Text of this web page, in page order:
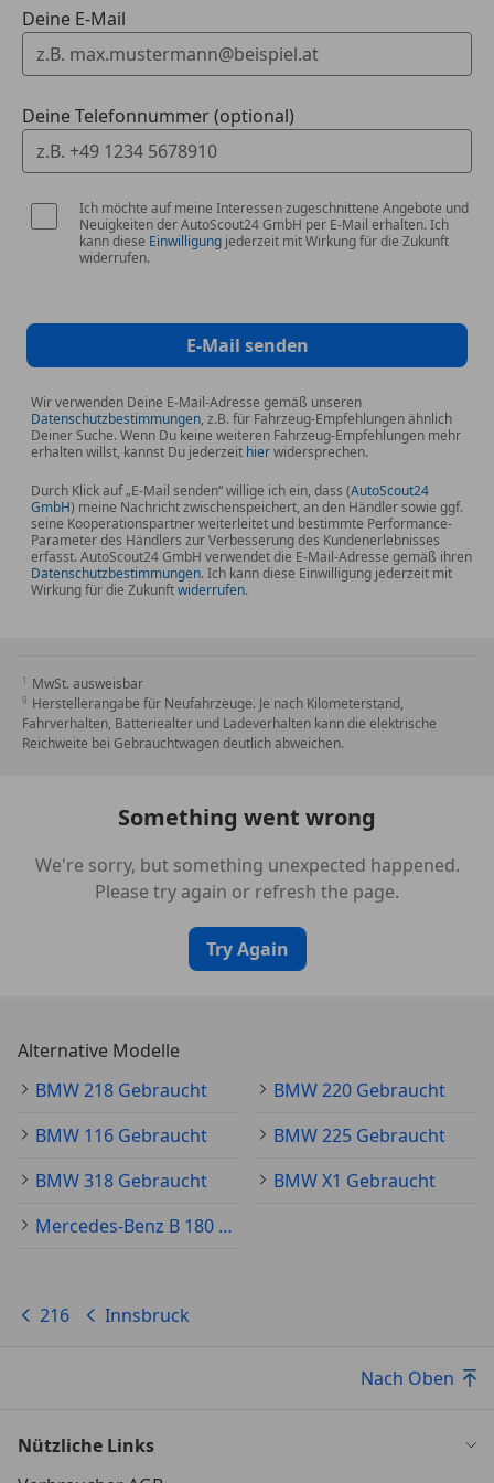
Spurwechselwarnung
Multimedia
Exterieur
Anhängerkupplung (Kugelkopf schwenkbar)
Dachreling
Elektrische Gepäckraumklappe
Individualumfänge
BMW Individual Hochglanz Shadow Line
Sonstiges
17" LMR Sternspeiche 875
Ablage für Wireless Charging
Active Guard
Aktiver Fussgängerschutz
Alarmanlage
Ausstiegsleuchten in Türverkleidung unten
CO2 Umfang
CO2-Umfang
COC Zusatzumfaenge
Dachreling Hochglanz Shadow Line
Deutsch / Bordliteratur
Deutsche/BA/Serviceheft
Driving Assistent
EU-spezifische Zusatzumfaenge
Fahrassistenz-System: Heckaufprall-Vermeidung
Fahrassistenz-System: Spurwechsel-Warnsystem
Hochglanz Shadow Line
Instrumententafel Luxury
Interieurleisten Schwarz hochglanz
Kältemittel
Kindersitzbefestigung i-Sitze Beifahrer
Metallic-Lackierung
Personal eSIM
Deine E-Mail
Deine Telefonnummer (optional)
Ich möchte auf meine Interessen zugeschnittene Angebote und
Neuigkeiten der AutoScout24 GmbH per E-Mail erhalten. Ich
kann diese Einwilligung jederzeit mit Wirkung für die Zukunft
widerrufen.
E-Mail senden
Wir verwenden Deine E-Mail-Adresse gemäß unseren
Datenschutzbestimmungen, z.B. für Fahrzeug-Empfehlungen ähnlich
Deiner Suche. Wenn Du keine weiteren Fahrzeug-Empfehlungen mehr
erhalten willst, kannst Du jederzeit hierwidersprechen.
Durch Klick auf „E-Mail senden“ willige ich ein, dass (AutoScout24
GmbH) meine Nachricht zwischenspeichert, an den Händler sowie ggf.
seine Kooperationspartner weiterleitet und bestimmte Performance-
Parameter des Händlers zur Verbesserung des Kundenerlebnisses
erfasst. AutoScout24 GmbH verwendet die E-Mail-Adresse gemäß ihren
Datenschutzbestimmungen. Ich kann diese Einwilligung jederzeit mit
Wirkung für die Zukunftwiderrufen.
MwSt. ausweisbar
Herstellerangabe für Neufahrzeuge. Je nach Kilometerstand,
Fahrverhalten, Batteriealter und Ladeverhalten kann die elektrische
Reichweite bei Gebrauchtwagen deutlich abweichen.
Something went wrong
We're sorry, but something unexpected happened.
Please try again or refresh the page.
Try Again
Alternative Modelle
BMW 218 Gebraucht
BMW 220 Gebraucht
BMW 116 Gebraucht
BMW 225 Gebraucht
BMW 318 Gebraucht
BMW X1 Gebraucht
Mercedes-Benz B 180 Gebraucht
216 Innsbruck
Nach Oben
Nützliche Links